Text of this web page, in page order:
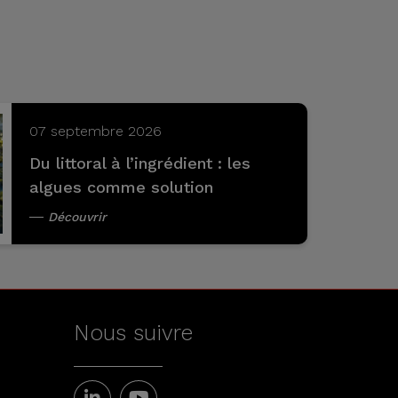
07 septembre 2026
Du littoral à l’ingrédient : les
algues comme solution
Découvrir
Nous suivre